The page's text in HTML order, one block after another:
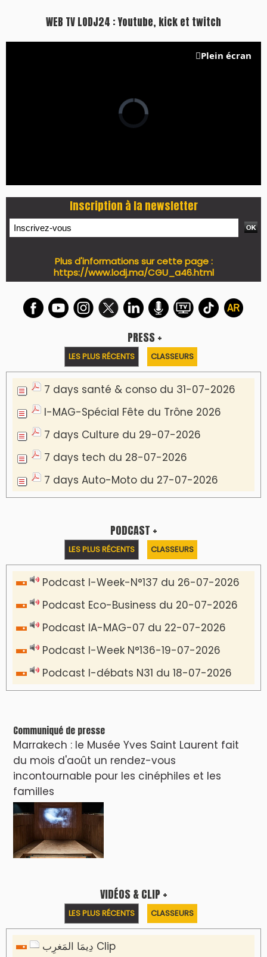
7 days santé & conso du 31-07-2026
7 days Auto-Moto du 27-07-2026
PODCAST +
LES PLUS RÉCENTS CLASSEURS
Podcast I-Week-N°137 du 26-07-2026
Podcast Eco-Business du 20-07-2026
Podcast IA-MAG-07 du 22-07-2026
Podcast I-Week N°136-19-07-2026
Podcast I-débats N31 du 18-07-2026
Communiqué de presse
Marrakech : le Musée Yves Saint Laurent fait
du mois d'août un rendez-vous
VIDÉOS & CLIP +
LES PLUS RÉCENTS CLASSEURS
دِيمَا المَغرِب Clip
🎵Bulldozer Blues
Clip : 🎵 LE BLUES DE L'IA
🎵 Ormuzera bien, qui ormuzera le
dernier
Reportages
Nizar Baraka préside à Marrakech une
l’équité territoriale